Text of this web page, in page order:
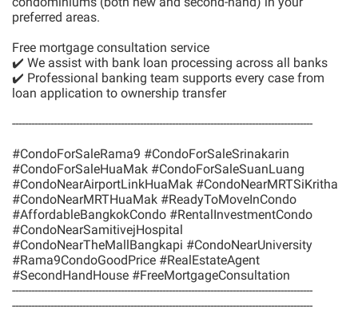
preferred areas.
Free mortgage consultation service
✔️ We assist with bank loan processing across all banks
✔️ Professional banking team supports every case from
loan application to ownership transfer
----------------------------------------------------------------------------------------------
#CondoForSaleRama9 #CondoForSaleSrinakarin
#CondoForSaleHuaMak #CondoForSaleSuanLuang
#CondoNearAirportLinkHuaMak #CondoNearMRTSiKritha
#CondoNearMRTHuaMak #ReadyToMoveInCondo
#AffordableBangkokCondo #RentalInvestmentCondo
#CondoNearSamitivejHospital
#CondoNearTheMallBangkapi #CondoNearUniversity
#Rama9CondoGoodPrice #RealEstateAgent
#SecondHandHouse #FreeMortgageConsultation
----------------------------------------------------------------------------------------------
----------------------------------------------------------------------------------------------